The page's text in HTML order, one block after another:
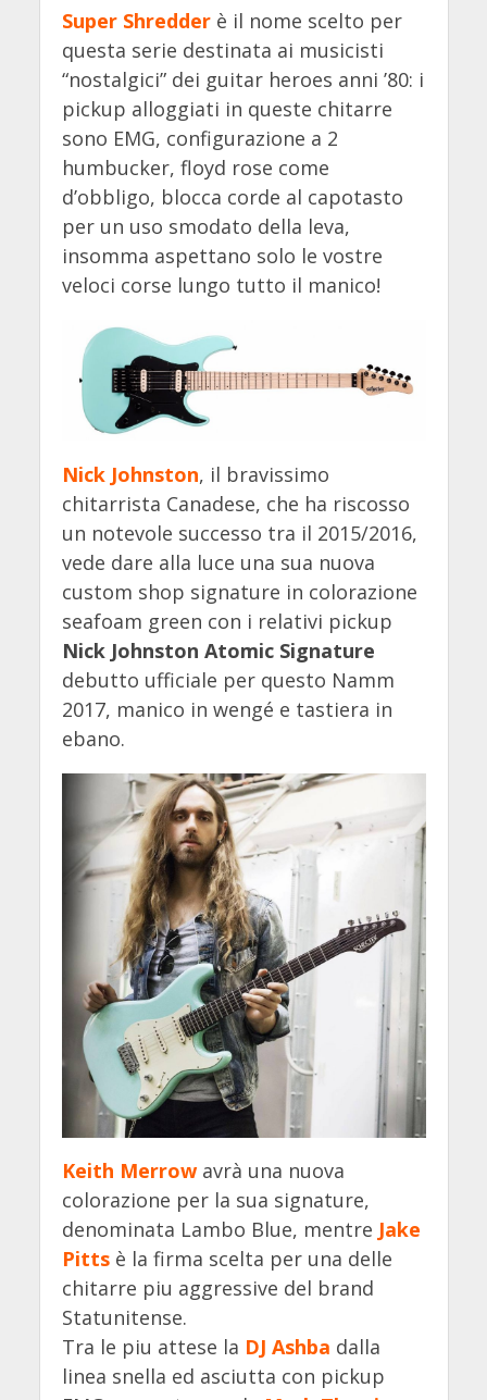
Super Shredderè il nome scelto per
questa serie destinata ai musicisti
“nostalgici” dei guitar heroes anni ’80: i
pickup alloggiati in queste chitarre
sono EMG, configurazione a 2
humbucker, floyd rose come
d’obbligo, blocca corde al capotasto
per un uso smodato della leva,
insomma aspettano solo le vostre
veloci corse lungo tutto il manico!
Nick Johnston, il bravissimo
chitarrista Canadese, che ha riscosso
un notevole successo tra il 2015/2016,
vede dare alla luce una sua nuova
custom shop signature in colorazione
seafoam green con i relativi pickup
Nick Johnston Atomic Signature
debutto ufficiale per questo Namm
2017, manico in wengé e tastiera in
ebano.
Keith Merrowavrà una nuova
colorazione per la sua signature,
denominata Lambo Blue, mentre Jake
Pittsè la firma scelta per una delle
chitarre piu aggressive del brand
Statunitense.
Tra le piu attese la DJ Ashba dalla
linea snella ed asciutta con pickup